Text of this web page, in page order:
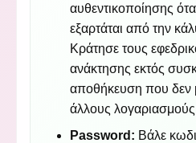
αυθεντικοποίησης
εξαρτάται από την
Κράτησε τους
ανάκτησης εκτός
αποθήκευση που δεν
άλλους
Password: Βάλε